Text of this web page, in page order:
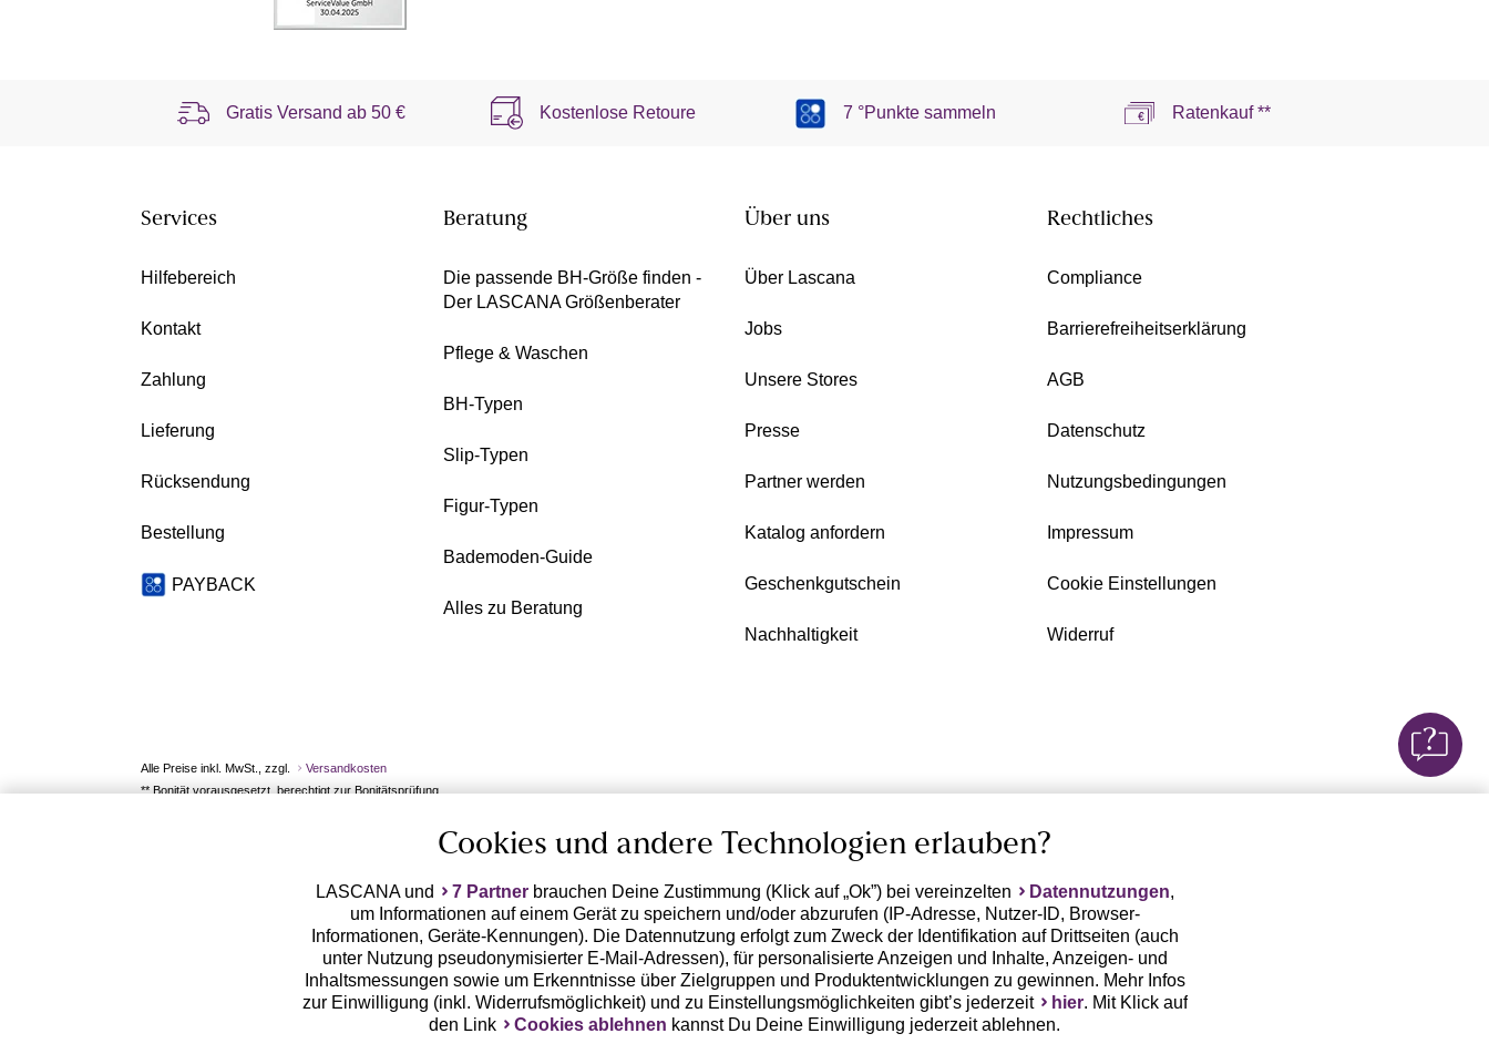
Gratis Versand ab50 € Kostenlose Retoure 7 °Punkte sammeln Ratenkauf **
Services
Hilfebereich
Kontakt
Zahlung
Lieferung
Rücksendung
Bestellung
PAYBACK
Beratung
Die passende BH-Größe finden -
Der LASCANA Größenberater
Pflege & Waschen
BH-Typen
Slip-Typen
Figur-Typen
Bademoden-Guide
Alles zu Beratung
Über uns
Über Lascana
Jobs
Unsere Stores
Presse
Partner werden
Katalog anfordern
Geschenkgutschein
Nachhaltigkeit
Rechtliches
Compliance
Barrierefreiheitserklärung
AGB
Datenschutz
Nutzungsbedingungen
Impressum
Cookie Einstellungen
Widerruf
Alle Preise inkl. MwSt., zzgl.
Versandkosten
** Bonität vorausgesetzt, berechtigt zur Bonitätsprüfung
Cookies und andere Technologien erlauben?
LASCANA und 7 Partnerbrauchen Deine Zustimmung (Klick auf „Ok”) bei vereinzelten Datennutzungen,
um Informationen auf einem Gerät zu speichern und/oder abzurufen (IP-Adresse, Nutzer-ID, Browser-
Informationen, Geräte-Kennungen). Die Datennutzung erfolgt zum Zweck der Identifikation auf Drittseiten (auch
unter Nutzung pseudonymisierter E-Mail-Adressen), für personalisierte Anzeigen und Inhalte, Anzeigen- und
Inhaltsmessungen sowie um Erkenntnisse über Zielgruppen und Produktentwicklungen zu gewinnen. Mehr Infos
zur Einwilligung (inkl. Widerrufsmöglichkeit) und zu Einstellungsmöglichkeiten gibt’s jederzeit
hier. Mit Klick auf
den Link
Cookies ablehnen kannst Du Deine Einwilligung jederzeit ablehnen.